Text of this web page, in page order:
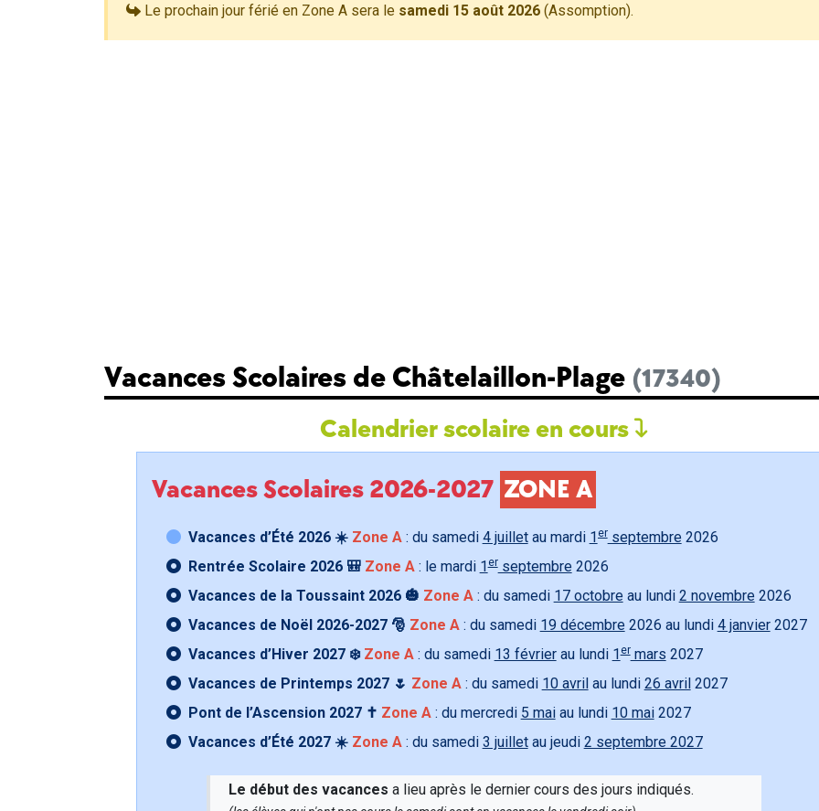
Le prochain jour férié en Zone A sera le samedi 15 août 2026 (Assomption).
Vacances Scolaires de Châtelaillon-Plage (17340)
Calendrier scolaire en cours
Vacances Scolaires 2026-2027 ZONE A
Vacances d’Été 2026 ☀️ Zone A: du samedi 4 juilletau mardi 1 erseptembre 2026
Rentrée Scolaire 2026 🎒 Zone A: le mardi 1erseptembre 2026
Vacances de la Toussaint 2026 🎃 Zone A: du samedi 17 octobre au lundi 2 novembre 2026
Vacances de Noël 2026-2027 🎅 Zone A: du samedi 19 décembre 2026 au lundi 4 janvier2027
Vacances d’Hiver 2027 ❄️ Zone A: du samedi 13 févrierau lundi 1ermars 2027
Vacances de Printemps 2027 🌷 Zone A: du samedi 10 avril au lundi 26 avril 2027
Pont de l’Ascension 2027 ✝️ Zone A: du mercredi 5 maiau lundi 10 mai2027
Vacances d’Été 2027 ☀️ Zone A: du samedi 3 juilletau jeudi 2 septembre 2027
Le début des vacances a lieu après le dernier cours des jours indiqués.